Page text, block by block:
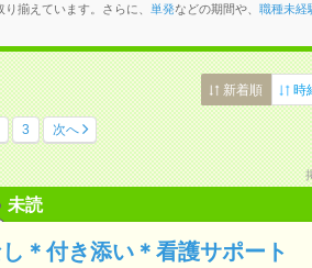
揃えています。さらに、 単発などの期間や、 職種未経
新着順 時
3 次へ
未読
＊付き添い＊看護サポート